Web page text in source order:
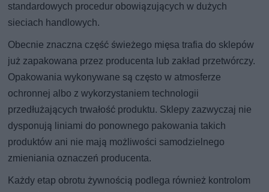
standardowych procedur obowiązujących w dużych
sieciach handlowych.
Obecnie znaczna część świeżego mięsa trafia do sklepów
już zapakowana przez producenta lub zakład przetwórczy.
Opakowania wykonywane są często w atmosferze
ochronnej albo z wykorzystaniem technologii
przedłużających trwałość produktu. Sklepy zazwyczaj nie
dysponują liniami do ponownego pakowania takich
produktów ani nie mają możliwości samodzielnego
zmieniania oznaczeń producenta.
Każdy etap obrotu żywnością podlega również kontrolom